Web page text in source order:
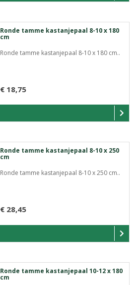
Ronde tamme kastanjepaal 8-10 x 180
cm
Ronde tamme kastanjepaal 8-10 x 180 cm..
€ 18,75
Ronde tamme kastanjepaal 8-10 x 250
cm
Ronde tamme kastanjepaal 8-10 x 250 cm..
€ 28,45
Ronde tamme kastanjepaal 10-12 x 180
cm